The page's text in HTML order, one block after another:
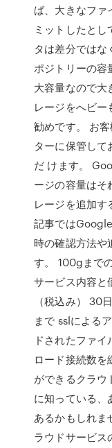
ば、大きなファ
ミットしたと
タは差分ではな
ポジトリーの容
大容量なので大
レージをへビー
勧めです。 お
ターに保管して
だ けます。
ージの容量はそ
レージを追加す
記事では
時の確認方法や
す。 100gまで
サービス内容と
（税込み） 30
まで sslによる
ドされたファ
ロード接続数を
ができるクラウ
に知っている、
あるかもしれま
ラウドサービス